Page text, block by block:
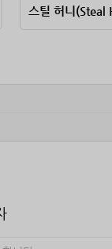
스틸 허니(Steal